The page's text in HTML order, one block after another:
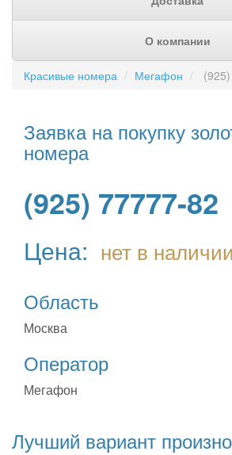
О компании
Красивые номера Мегафон
Заявка на покупку
номера
(925) 77777-82
Цена: нет в наличии
Область
Москва
Оператор
Мегафон
Лучший вариант